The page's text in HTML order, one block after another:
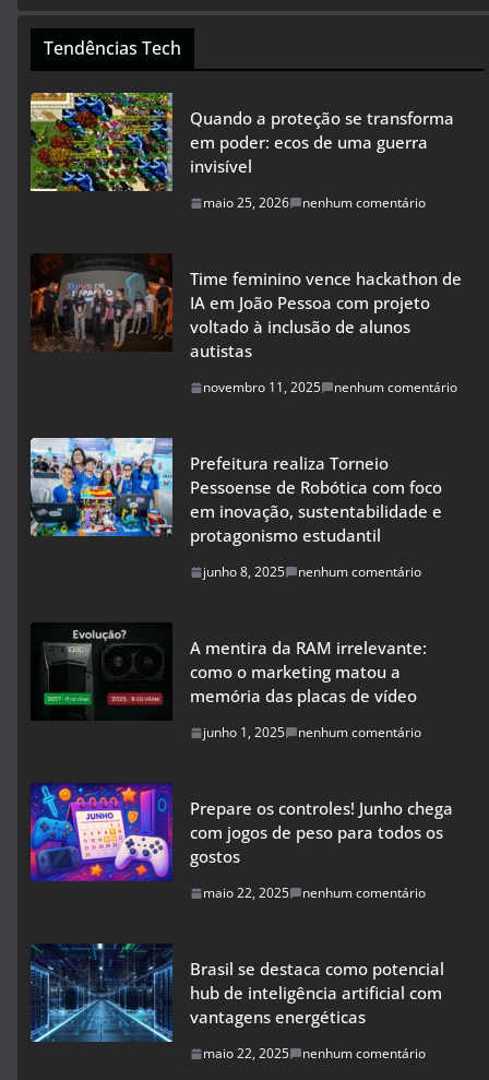
Tendências Tech
Quando a proteção se transforma
em poder: ecos de uma guerra
invisível
maio 25, 2026 nenhum comentário
Time feminino vence hackathon de
IA em João Pessoa com projeto
voltado à inclusão de alunos
autistas
novembro 11, 2025 nenhum comentário
Prefeitura realiza Torneio
Pessoense de Robótica com foco
em inovação, sustentabilidade e
protagonismo estudantil
junho 8, 2025 nenhum comentário
A mentira da RAM irrelevante:
como o marketing matou a
memória das placas de vídeo
junho 1, 2025 nenhum comentário
Prepare os controles! Junho chega
com jogos de peso para todos os
gostos
maio 22, 2025 nenhum comentário
Brasil se destaca como potencial
hub de inteligência artificial com
vantagens energéticas
maio 22, 2025 nenhum comentário